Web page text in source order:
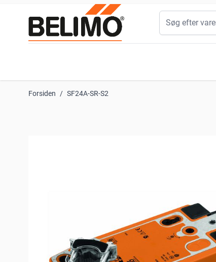
Søg
Forsiden / SF24A-SR-S2